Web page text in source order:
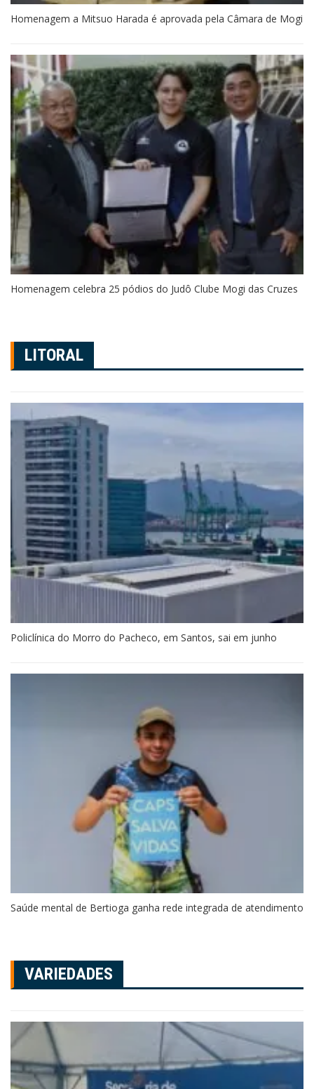
Homenagem a Mitsuo Harada é aprovada pela Câmara de Mogi
Homenagem celebra 25 pódios do Judô Clube Mogi das Cruzes
LITORAL
Policlínica do Morro do Pacheco, em Santos, sai em junho
Saúde mental de Bertioga ganha rede integrada de atendimento
VARIEDADES